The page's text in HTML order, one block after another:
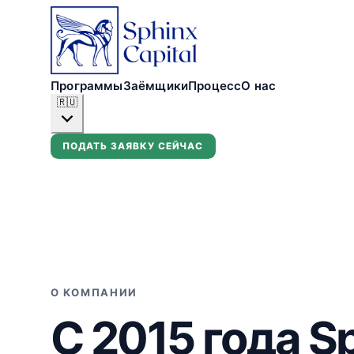
ПрограммыЗаёмщикиПроцессО нас
🇷🇺
ПОДАТЬ ЗАЯВКУ СЕЙЧАС
О КОМПАНИИ
С 2015 года